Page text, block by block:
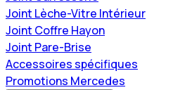
Joint Lèche-Vitre Intérieur
Joint Coffre Hayon
Joint Pare-Brise
Accessoires spécifiques
Promotions Mercedes